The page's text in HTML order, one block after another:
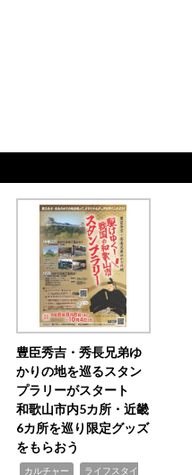
豊臣秀吉・秀長兄弟ゆ
かりの地を巡るスタン
プラリーがスタート
和歌山市内5カ所・近畿
6カ所を巡り限定グッズ
をもらおう
カルチャー ライフスタイ